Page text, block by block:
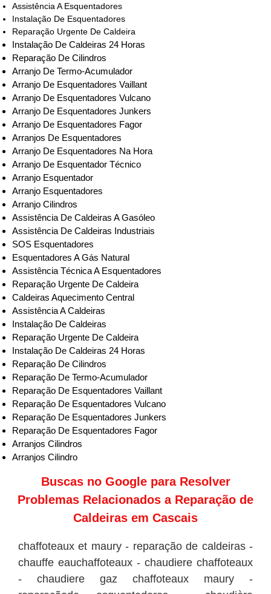
Assistência A Esquentadores
Instalação De Esquentadores
Reparação Urgente De Caldeira
Instalação De Caldeiras 24 Horas
Reparação De Cilindros
Arranjo De Termo-Acumulador
Arranjo De Esquentadores Vaillant
Arranjo De Esquentadores Vulcano
Arranjo De Esquentadores Junkers
Arranjo De Esquentadores Fagor
Arranjos De Esquentadores
Arranjo De Esquentadores Na Hora
Arranjo De Esquentador Técnico
Arranjo Esquentador
Arranjo Esquentadores
Arranjo Cilindros
Assistência De Caldeiras A Gasóleo
Assistência De Caldeiras Industriais
SOS Esquentadores
Esquentadores A Gás Natural
Assistência Técnica A Esquentadores
Reparação Urgente De Caldeira
Caldeiras Aquecimento Central
Assistência A Caldeiras
Instalação De Caldeiras
Reparação Urgente De Caldeira
Instalação De Caldeiras 24 Horas
Reparação De Cilindros
Reparação De Termo-Acumulador
Reparação De Esquentadores Vaillant
Reparação De Esquentadores Vulcano
Reparação De Esquentadores Junkers
Reparação De Esquentadores Fagor
Arranjos Cilindros
Arranjos Cilindro
Buscas no Google para Resolver
Problemas Relacionados a Reparação de
Caldeiras em Cascais
chaffoteaux et maury - reparação de caldeiras -
chauffe eauchaffoteaux - chaudiere chaffoteaux
- chaudiere gaz chaffoteaux maury -